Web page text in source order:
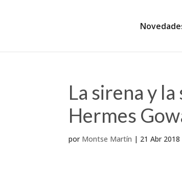
La sirena y
Hermes
por Montse Martín | 21 Abr 2018